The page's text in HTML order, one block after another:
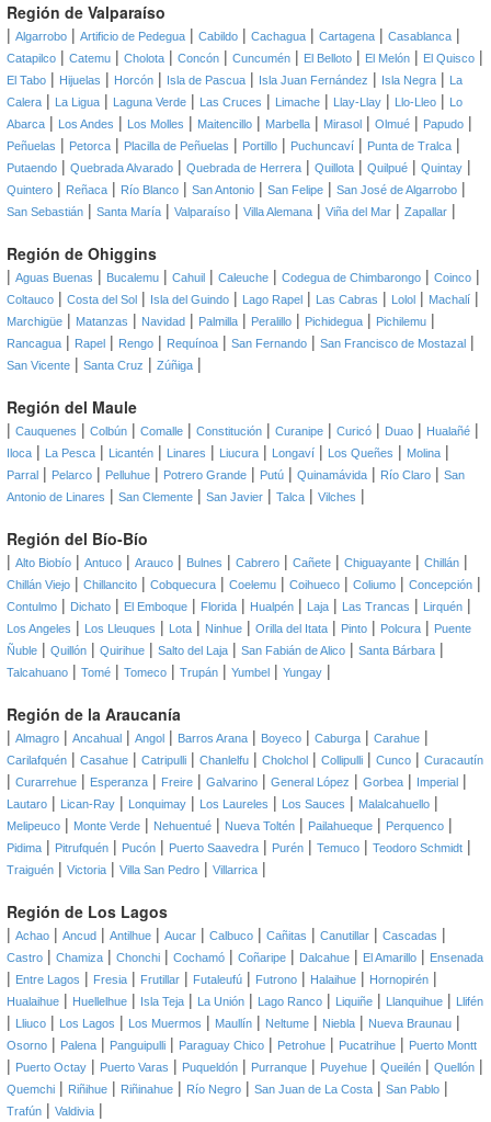
Región de Valparaíso
| Algarrobo | Artificio de Pedegua | Cabildo | Cachagua | Cartagena | Casablanca |
Catapilco | Catemu | Cholota | Concón | Cuncumén | El Belloto | El Melón | El Quisco |
El Tabo | Hijuelas | Horcón | Isla de Pascua | Isla Juan Fernández | Isla Negra |
La
Calera | La Ligua | Laguna Verde | Las Cruces | Limache | Llay-Llay | Llo-Lleo |
Lo
Abarca | Los Andes | Los Molles | Maitencillo | Marbella | Mirasol | Olmué | Papudo |
Peñuelas | Petorca | Placilla de Peñuelas | Portillo | Puchuncaví | Punta de Tralca |
Putaendo | Quebrada Alvarado | Quebrada de Herrera | Quillota | Quilpué | Quintay |
Quintero | Reñaca | Río Blanco | San Antonio | San Felipe | San José de Algarrobo |
San Sebastián | Santa María | Valparaíso | Villa Alemana | Viña del Mar | Zapallar |
Región de Ohiggins
| Aguas Buenas | Bucalemu | Cahuil | Caleuche | Codegua de Chimbarongo | Coinco |
Coltauco | Costa del Sol | Isla del Guindo | Lago Rapel | Las Cabras | Lolol | Machalí |
Marchigüe | Matanzas | Navidad | Palmilla | Peralillo | Pichidegua | Pichilemu |
Rancagua | Rapel | Rengo | Requínoa | San Fernando | San Francisco de Mostazal |
San Vicente | Santa Cruz | Zúñiga |
Región del Maule
| Cauquenes | Colbún | Comalle | Constitución | Curanipe | Curicó | Duao | Hualañé |
Iloca | La Pesca | Licantén | Linares | Liucura | Longaví | Los Queñes | Molina |
Parral | Pelarco | Pelluhue | Potrero Grande | Putú | Quinamávida | Río Claro | San
Antonio de Linares | San Clemente | San Javier | Talca | Vilches |
Región del Bío-Bío
| Alto Biobío | Antuco | Arauco | Bulnes | Cabrero | Cañete | Chiguayante | Chillán |
Chillán Viejo | Chillancito | Cobquecura | Coelemu | Coihueco | Coliumo | Concepción |
Contulmo | Dichato | El Emboque | Florida | Hualpén | Laja | Las Trancas | Lirquén |
Los Angeles | Los Lleuques | Lota | Ninhue | Orilla del Itata | Pinto | Polcura | Puente
Ñuble | Quillón | Quirihue | Salto del Laja | San Fabián de Alico | Santa Bárbara |
Talcahuano | Tomé | Tomeco | Trupán | Yumbel | Yungay |
Región de la Araucanía
| Almagro | Ancahual | Angol | Barros Arana | Boyeco | Caburga | Carahue |
Carilafquén | Casahue | Catripulli | Chanlelfu | Cholchol | Collipulli | Cunco | Curacautín
| Curarrehue | Esperanza | Freire | Galvarino | General López | Gorbea | Imperial |
Lautaro | Lican-Ray | Lonquimay | Los Laureles | Los Sauces | Malalcahuello |
Melipeuco | Monte Verde | Nehuentué | Nueva Toltén | Pailahueque | Perquenco |
Pidima | Pitrufquén | Pucón | Puerto Saavedra | Purén | Temuco | Teodoro Schmidt |
Traiguén | Victoria | Villa San Pedro | Villarrica |
Región de Los Lagos
| Achao | Ancud | Antilhue | Aucar | Calbuco | Cañitas | Canutillar | Cascadas |
Castro | Chamiza | Chonchi | Cochamó | Coñaripe | Dalcahue | El Amarillo | Ensenada
| Entre Lagos | Fresia | Frutillar | Futaleufú | Futrono | Halaihue | Hornopirén |
Hualaihue | Huellelhue | Isla Teja | La Unión | Lago Ranco | Liquiñe | Llanquihue | Llifén
| Lliuco | Los Lagos | Los Muermos | Maullín | Neltume | Niebla | Nueva Braunau |
Osorno | Palena | Panguipulli | Paraguay Chico | Petrohue | Pucatrihue | Puerto Montt
| Puerto Octay | Puerto Varas | Puqueldón | Purranque | Puyehue | Queilén | Quellón |
Quemchi | Riñihue | Riñinahue | Río Negro | San Juan de La Costa | San Pablo |
Trafún | Valdivia |